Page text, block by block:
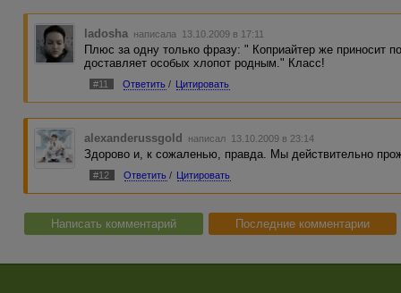
ladosha написала 13.10.2009 в 17:11
Плюс за одну только фразу: " Коприайтер же приносит
доставляет особых хлопот родным." Класс!
#11 Ответить / Цитировать
alexanderussgold написал 13.10.2009 в 23:14
Здорово и, к сожаленью, правда. Мы действительно
#12 Ответить / Цитировать
Написать комментарий Последние комментарии